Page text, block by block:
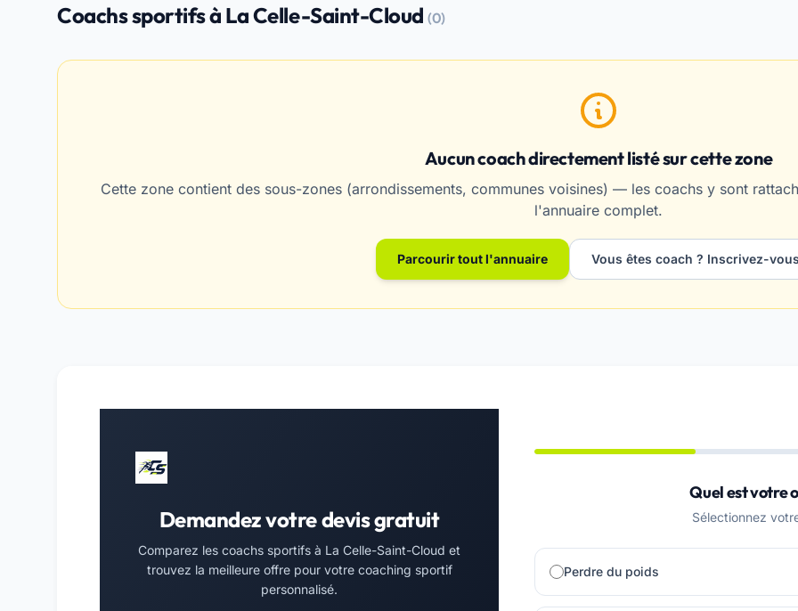
Coachs sportifs à La Celle-Saint-Cloud(0)
Aucun coach directement listé sur cette zone
Cette zone contient des sous-zones (arrondissements, communes voisines) — les coachs y sont
l'annuaire complet.
Parcourir tout l'annuaire Vous êtes coach ? Inscrivez-vous
Demandez votre devis gratuit
Comparez les coachs sportifs à La Celle-Saint-Cloud et
trouvez la meilleure offre pour votre coaching sportif
personnalisé.
Quel est votre
Sélectionnez
Perdre du poids